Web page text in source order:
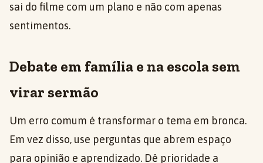
sai do filme com um plano e não com apenas
sentimentos.
Debate em família e na escola sem
virar sermão
Um erro comum é transformar o tema em bronca.
Em vez disso, use perguntas que abrem espaço
para opinião e aprendizado. Dê prioridade a